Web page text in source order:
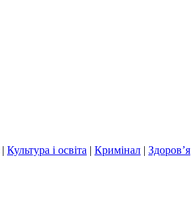
| Культура і освіта | Кримінал | Здоров’я